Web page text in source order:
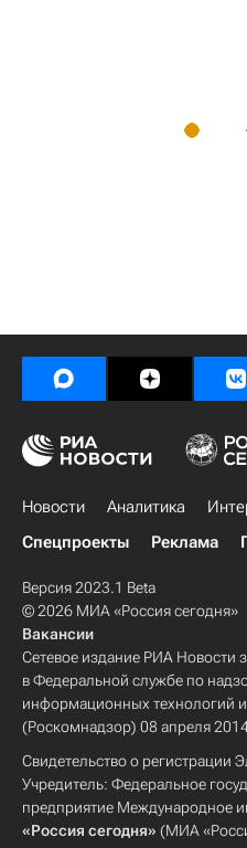
Новости Аналитика
Спецпроекты
Реклама
Версия 2023.1 Beta
© 2026 МИА «Россия сегодня»
Вакансии
Сетевое издание РИА Новости
в Федеральной службе по
информационных технологий
(Роскомнадзор) 08 апреля
Свидетельство о
Учредитель: Федеральное
предприятие Международное
«Россия сегодня» (МИА